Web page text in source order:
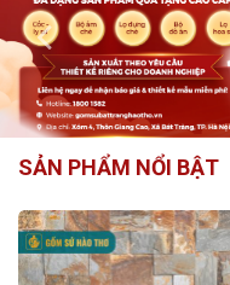
SẢN PHẨM NỔI BẬT
HOT